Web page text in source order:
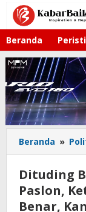
Lewati
konten
Beranda
Beranda »
Dituding
Paslon,
Benar,